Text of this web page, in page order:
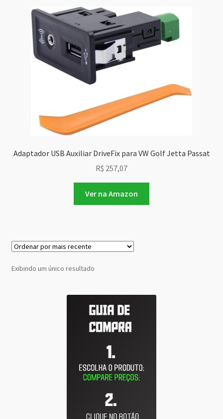
Adaptador USB Auxiliar DriveFix para VW Golf Jetta Passat
R$ 257,07
Ver na Amazon
Exibindo um único resultado